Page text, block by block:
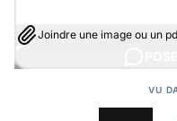
Joindre une image ou un
VU